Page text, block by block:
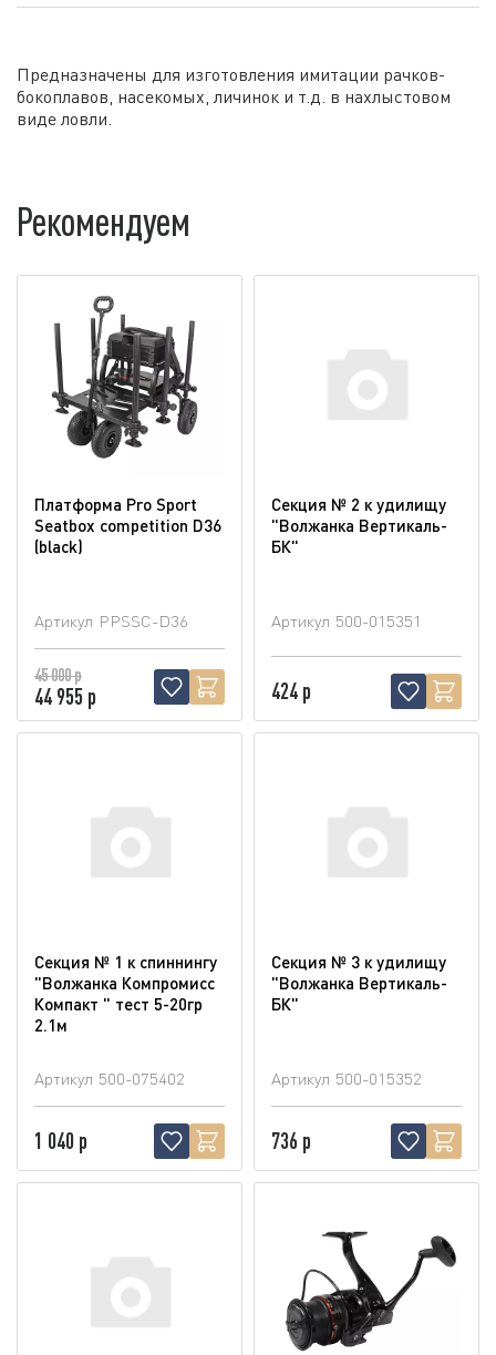
Предназначены для изготовления имитации рачков-
бокоплавов, насекомых, личинок и т.д. в нахлыстовом
виде ловли.
Рекомендуем
Платформа Pro Sport
Seatbox competition D36
(blaсk)
Артикул PPSSC-D36
45 000 р
44 955 р
Секция № 2 к удилищу
"Волжанка Вертикаль-
БК"
Артикул 500-015351
424 р
Секция № 1 к спиннингу
"Волжанка Компромисс
Компакт " тест 5-20гр
2.1м
Артикул 500-075402
1 040 р
Секция № 3 к удилищу
"Волжанка Вертикаль-
БК"
Артикул 500-015352
736 р